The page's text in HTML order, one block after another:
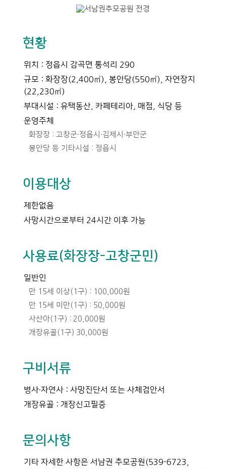
현황
위치 : 정읍시 감곡면 통석리 290
규모 : 화장장(2,400㎡), 봉안당(550㎡), 자연장지
(22,230㎡)
부대시설 : 유택동산, 카페테리아, 매점, 식당 등
운영주체
화장장 : 고창군·정읍시·김제시·부안군
봉안당 등 기타시설 : 정읍시
이용대상
제한없음
사망시간으로부터 24시간 이후 가능
사용료(화장장-고창군민)
일반인
만 15세 이상(1구) : 100,000원
만 15세 미만(1구) : 50,000원
사산아(1구) : 20,000원
개장유골(1구) 30,000원
구비서류
병사·자연사 : 사망진단서 또는 사체검안서
개장유골 : 개장신고필증
문의사항
기타 자세한 사항은 서남권 추모공원(539-6723,